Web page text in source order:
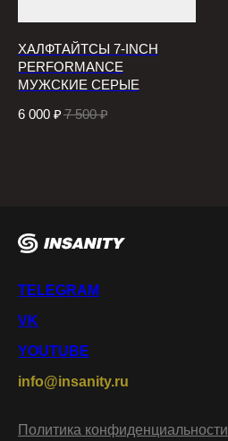
ХАЛФТАЙТСЫ 7-INCH
PERFORMANCE
МУЖСКИЕ СЕРЫЕ
6 000 ₽ 7 500 ₽
TELEGRAM
VK
YOUTUBE
info@insanity.ru
Политика конфиденциальности